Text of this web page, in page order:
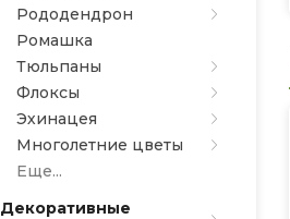
Рододендрон
Ромашка
Тюльпаны
Флоксы
Эхинацея
Многолетние цветы
Еще...
Декоративные